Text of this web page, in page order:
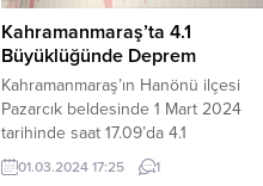
Kahramanmaraş’ta 4.1
Büyüklüğünde Deprem
Kahramanmaraş’ın Hanönü ilçesi
Pazarcık beldesinde 1 Mart 2024
tarihinde saat 17.09’da 4.1
büyüklüğünde bir deprem
meydana geldi. Afet ve Acil Durum
01.03.2024 17:25 1